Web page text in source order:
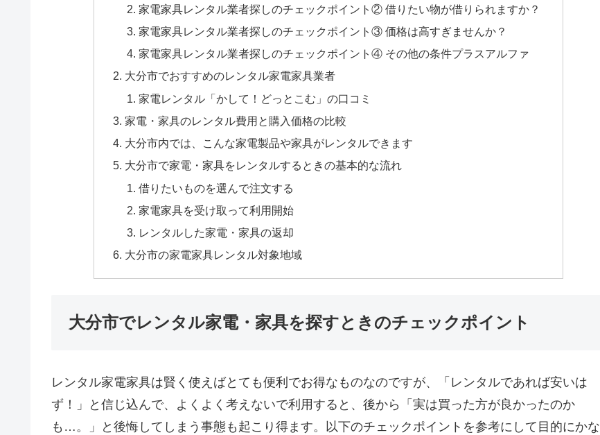
家電家具レンタル業者探しのチェックポイント② 借りたい物が借りられますか？
家電家具レンタル業者探しのチェックポイント③ 価格は高すぎませんか？
家電家具レンタル業者探しのチェックポイント④ その他の条件プラスアルファ
大分市でおすすめのレンタル家電家具業者
家電レンタル「かして！どっとこむ」の口コミ
家電・家具のレンタル費用と購入価格の比較
大分市内では、こんな家電製品や家具がレンタルできます
大分市で家電・家具をレンタルするときの基本的な流れ
借りたいものを選んで注文する
家電家具を受け取って利用開始
レンタルした家電・家具の返却
大分市の家電家具レンタル対象地域
大分市でレンタル家電・家具を探すときのチェックポイント
レンタル家電家具は賢く使えばとても便利でお得なものなのですが、「レンタルであれば安いは
ず！」と信じ込んで、よくよく考えないで利用すると、後から「実は買った方が良かったのか
も…。」と後悔してしまう事態も起こり得ます。以下のチェックポイントを参考にして目的にかな